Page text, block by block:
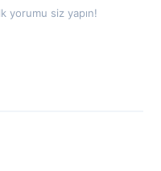
yorumu siz yapın!